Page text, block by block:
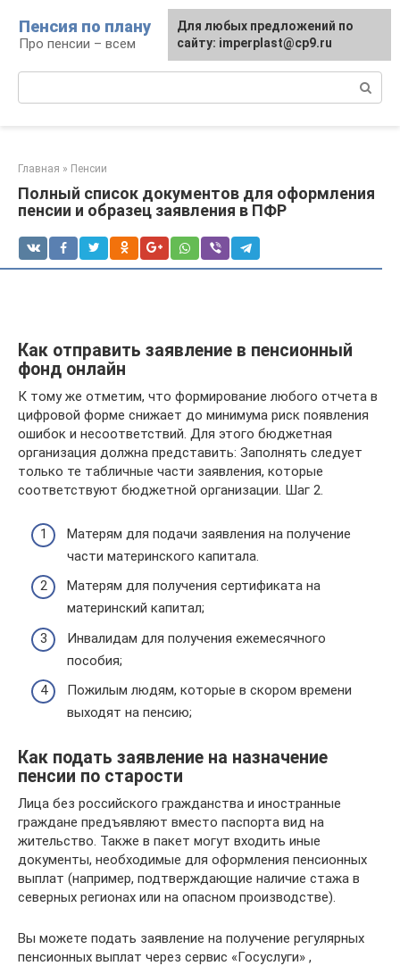
контенту
Пенсия по плану
Про пенсии – всем
Главная » Пенсии
Полный список документов для оформления
пенсии и образец заявления в ПФР
Как отправить заявление в пенсионный
фонд онлайн
К тому же отметим, что формирование любого отчета в
цифровой форме снижает до минимума риск появления
ошибок и несоответствий. Для этого бюджетная
организация должна представить: Заполнять следует
только те табличные части заявления, которые
соответствуют бюджетной организации. Шаг 2.
Матерям для подачи заявления на получение
части материнского капитала.
Матерям для получения сертификата на
материнский капитал;
Инвалидам для получения ежемесячного
пособия;
Пожилым людям, которые в скором времени
выходят на пенсию;
Как подать заявление на назначение
пенсии по старости
Лица без российского гражданства и иностранные
граждане предъявляют вместо паспорта вид на
жительство. Также в пакет могут входить иные
документы, необходимые для оформления пенсионных
выплат (например, подтверждающие наличие стажа в
северных регионах или на опасном производстве).
Вы можете подать заявление на получение регулярных
пенсионных выплат через сервис «Госуслуги» ,
Для любых предложений по
сайту: imperplast@cp9.ru